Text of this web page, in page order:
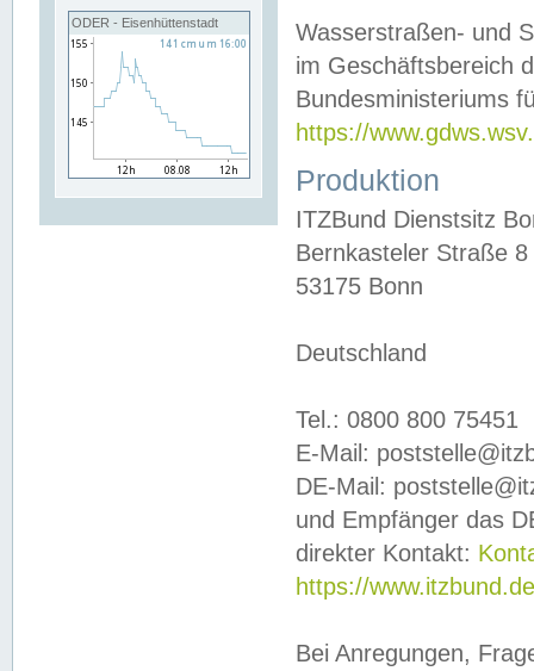
ODER - Eisenhüttenstadt
Wasserstraßen- und
im Geschäftsbereich
Bundesministeriums
https://
Produktion
ITZBund Dienstsitz
Bernkasteler Straße 8
53175 Bonn
Deutschland
Tel.: 0800 800 75451
E-Mail:
DE-Mail:
und Empfänger das
direkter Kontakt:
https://
Bei Anregungen,